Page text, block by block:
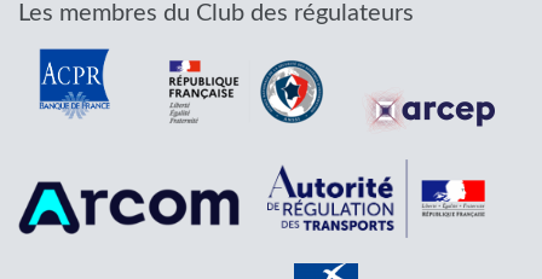
Les membres du Club des régulateurs